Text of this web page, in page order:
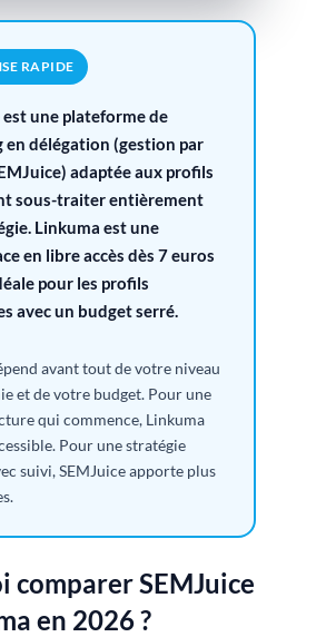
RAPIDE
est une plateforme de
en délégation (gestion par
adaptée aux profils
sous-traiter entièrement
Linkuma est une
en libre accès dès 7 euros
pour les profils
avec un budget serré.
avant tout de votre niveau
et de votre budget. Pour une
qui commence, Linkuma
Pour une stratégie
suivi, SEMJuice apporte plus
comparer SEMJuice
en 2026 ?